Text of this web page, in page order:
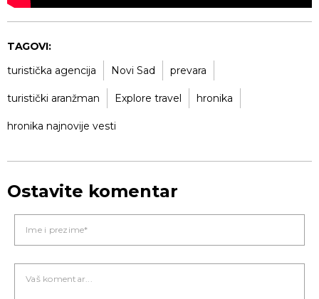
TAGOVI:
turistička agencija
Novi Sad prevara
turistički aranžman Explore travel hronika
hronika najnovije vesti
Ostavite komentar